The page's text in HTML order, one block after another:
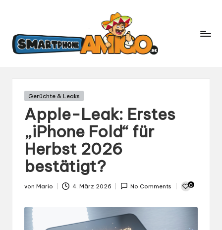
m
a
rt
in
der
Mobilfunk
Gepostet
Gerüchte & Leaks
Apple-Leak: Erstes
„iPhone Fold“ für
Herbst 2026
bestätigt?
Gepostet
von Mario 4. März 2026 No Comments 0